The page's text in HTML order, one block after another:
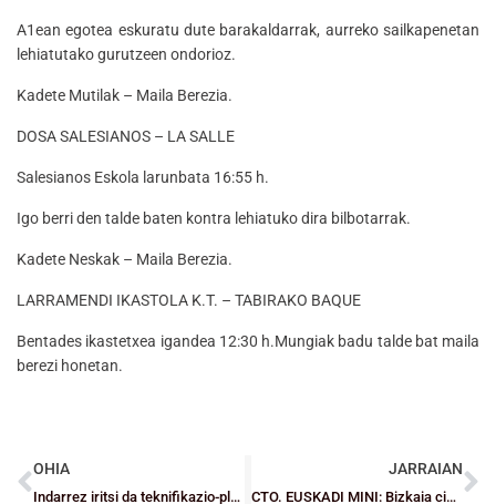
A1ean egotea eskuratu dute barakaldarrak, aurreko sailkapenetan
lehiatutako gurutzeen ondorioz.
Kadete Mutilak – Maila Berezia.
DOSA SALESIANOS – LA SALLE
Salesianos Eskola larunbata 16:55 h.
Igo berri den talde baten kontra lehiatuko dira bilbotarrak.
Kadete Neskak – Maila Berezia.
LARRAMENDI IKASTOLA K.T. – TABIRAKO BAQUE
Bentades ikastetxea igandea 12:30 h.Mungiak badu talde bat maila
berezi honetan.
OHIA
Indarrez iritsi da teknifikazio-plangintza 2016 honi begira
JARRAIAN
CTO. EUSKADI MINI: Bizkaia cierra acta por partida doble y por la vía rápida ante Araba